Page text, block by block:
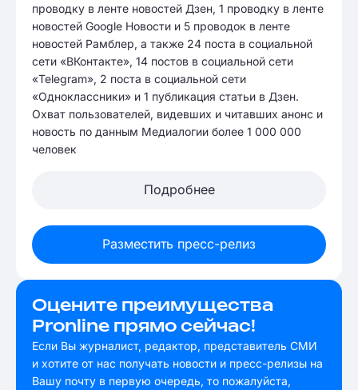
проводку в ленте новостей Дзен, 1 проводку в ленте
новостей Google Новости и 5 проводок в ленте
новостей Рамблер, а также 24 поста в социальной
сети «ВКонтакте», 14 постов в социальной сети
«Telegram», 2 поста в социальной сети
«Одноклассники» и 1 публикация статьи в Дзен.
Охват пользователей, видевших и читавших анонс и
новость по данным Медиалогии более 1 000 000
человек
Подробнее
Разместить пресс-релиз
Оцените преимущества
Pronline прямо сейчас!
Если Вы журналист, редактор, представитель СМИ
и хотите от нас получать новости и пресс-релизы на
Вашу почту в первую очередь, то пожалуйста,